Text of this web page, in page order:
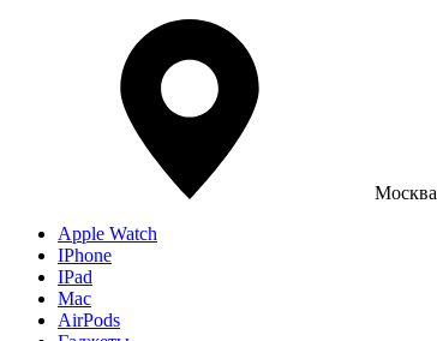
Москва
Apple Watch
IPhone
IPad
Mac
AirPods